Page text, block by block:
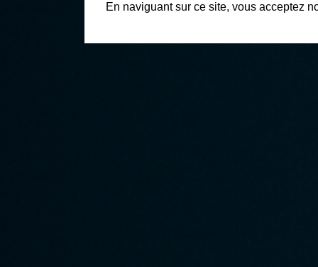
En naviguant sur ce site, vous acceptez